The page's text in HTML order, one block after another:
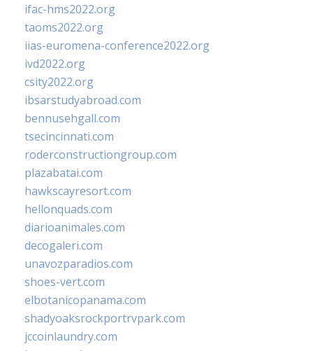
ifac-hms2022.org
taoms2022.org
iias-euromena-conference2022.org
ivd2022.org
csity2022.org
ibsarstudyabroad.com
bennusehgall.com
tsecincinnati.com
roderconstructiongroup.com
plazabatai.com
hawkscayresort.com
hellonquads.com
diarioanimales.com
decogaleri.com
unavozparadios.com
shoes-vert.com
elbotanicopanama.com
shadyoaksrockportrvpark.com
jccoinlaundry.com